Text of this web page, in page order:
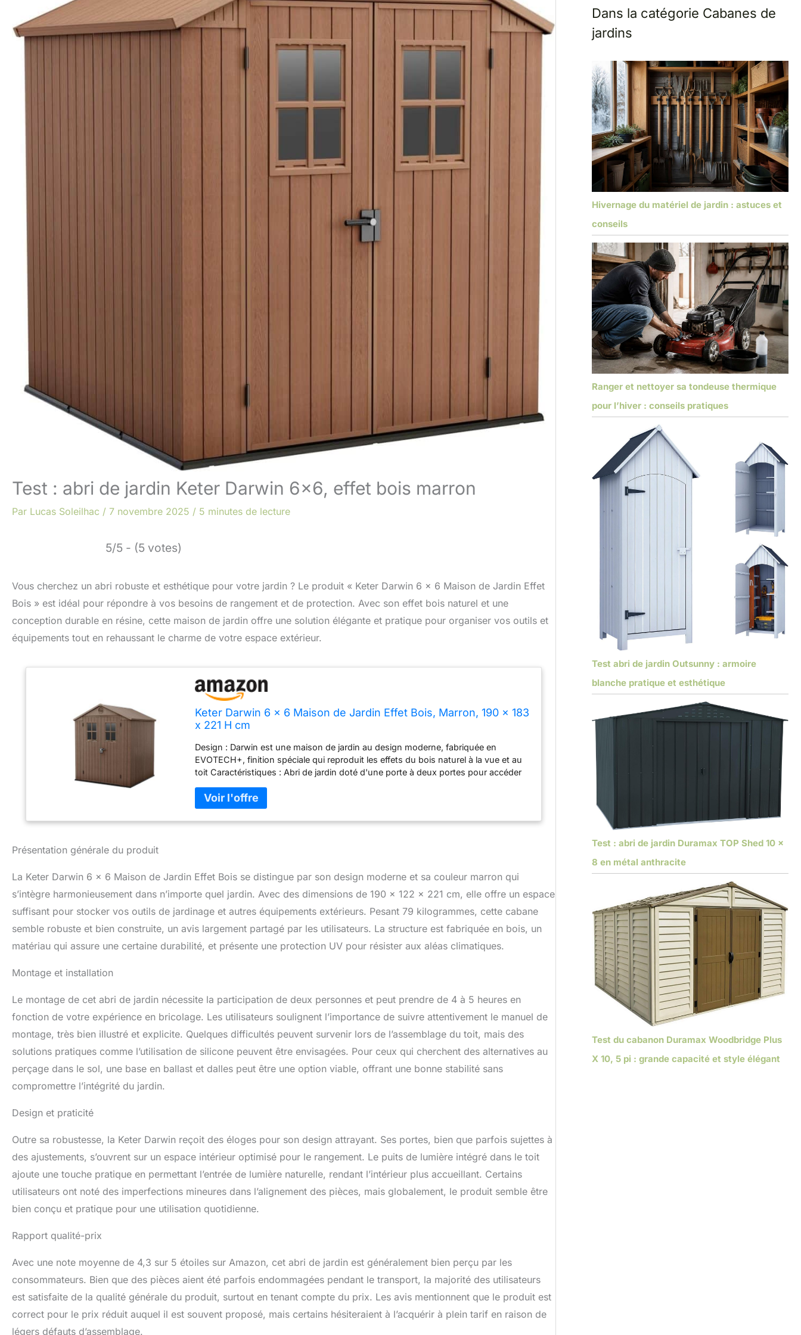
Test : abri de jardin Keter Darwin 6×6, effet bois marron
Par Lucas Soleilhac / 7 novembre 2025 / 5 minutes de lecture
5/5 - (5 votes)
Vous cherchez un abri robuste et esthétique pour votre jardin ? Le produit « Keter Darwin 6 x 6 Maison de Jardin Effet
Bois » est idéal pour répondre à vos besoins de rangement et de protection. Avec son effet bois naturel et une
conception durable en résine, cette maison de jardin offre une solution élégante et pratique pour organiser vos outils et
équipements tout en rehaussant le charme de votre espace extérieur.
Keter Darwin 6 x 6 Maison de Jardin Effet Bois, Marron, 190 x 183
x 221 H cm
Design : Darwin est une maison de jardin au design moderne, fabriquée en
EVOTECH+, finition spéciale qui reproduit les effets du bois naturel à la vue et au
toit Caractéristiques : Abri de jardin doté d'une porte à deux portes pour accéder
grandes fenêtres frontales et à la fenêtre de toit en polycarbonate. Comprend des
trous de ventilation pour une aération continue, un revêtement et une fermeture
avec prédisposition pour le cadenas Résistant : structure résistante composée de
organiser au mieux votre jardin et ranger des objets de petites et grandes
dimensions Dimensions extérieures : 190 x 183 x 221 H cm. Dimensions
intérieures : 176 x 174 x 212 H cm
Présentation générale du produit
La Keter Darwin 6 x 6 Maison de Jardin Effet Bois se distingue par son design moderne et sa couleur marron qui
s’intègre harmonieusement dans n’importe quel jardin. Avec des dimensions de 190 x 122 x 221 cm, elle offre un espace
suffisant pour stocker vos outils de jardinage et autres équipements extérieurs. Pesant 79 kilogrammes, cette cabane
semble robuste et bien construite, un avis largement partagé par les utilisateurs. La structure est fabriquée en bois, un
matériau qui assure une certaine durabilité, et présente une protection UV pour résister aux aléas climatiques.
Montage et installation
Le montage de cet abri de jardin nécessite la participation de deux personnes et peut prendre de 4 à 5 heures en
fonction de votre expérience en bricolage. Les utilisateurs soulignent l’importance de suivre attentivement le manuel de
montage, très bien illustré et explicite. Quelques difficultés peuvent survenir lors de l’assemblage du toit, mais des
solutions pratiques comme l’utilisation de silicone peuvent être envisagées. Pour ceux qui cherchent des alternatives au
perçage dans le sol, une base en ballast et dalles peut être une option viable, offrant une bonne stabilité sans
compromettre l’intégrité du jardin.
Design et praticité
Outre sa robustesse, la Keter Darwin reçoit des éloges pour son design attrayant. Ses portes, bien que parfois sujettes à
des ajustements, s’ouvrent sur un espace intérieur optimisé pour le rangement. Le puits de lumière intégré dans le toit
ajoute une touche pratique en permettant l’entrée de lumière naturelle, rendant l’intérieur plus accueillant. Certains
utilisateurs ont noté des imperfections mineures dans l’alignement des pièces, mais globalement, le produit semble être
bien conçu et pratique pour une utilisation quotidienne.
Rapport qualité-prix
Avec une note moyenne de 4,3 sur 5 étoiles sur Amazon, cet abri de jardin est généralement bien perçu par les
consommateurs. Bien que des pièces aient été parfois endommagées pendant le transport, la majorité des utilisateurs
est satisfaite de la qualité générale du produit, surtout en tenant compte du prix. Les avis mentionnent que le produit est
correct pour le prix réduit auquel il est souvent proposé, mais certains hésiteraient à l’acquérir à plein tarif en raison de
légers défauts d’assemblage.
Dans la catégorie Cabanes de
jardins
Hivernage du matériel de jardin : astuces et
conseils
Ranger et nettoyer sa tondeuse thermique
pour l’hiver : conseils pratiques
Test abri de jardin Outsunny : armoire
blanche pratique et esthétique
Test : abri de jardin Duramax TOP Shed 10 x
8 en métal anthracite
Test du cabanon Duramax Woodbridge Plus
X 10, 5 pi : grande capacité et style élégant